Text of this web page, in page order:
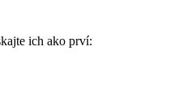
ich ako prví: